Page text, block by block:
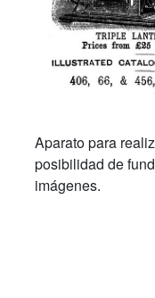
Aparato para
posibilidad de
imágenes.